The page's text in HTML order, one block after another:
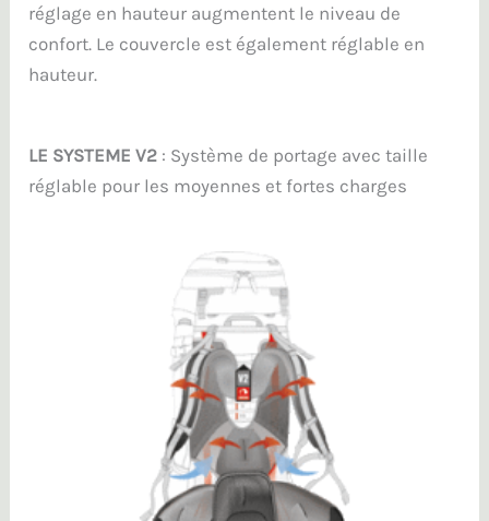
réglage en hauteur augmentent le niveau de
confort. Le couvercle est également réglable en
hauteur.
LE SYSTEME V2 : Système de portage avec taille
réglable pour les moyennes et fortes charges